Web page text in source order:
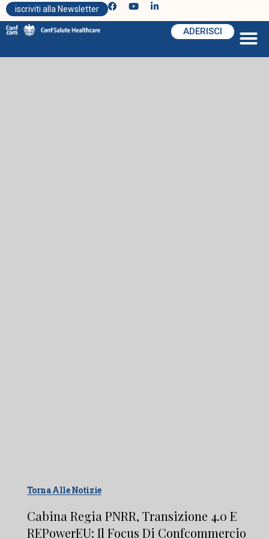
iscriviti alla Newsletter
ADERISCI
Torna Alle Notizie
Cabina Regia PNRR, Transizione 4.0 E
REPowerEU: Il Focus Di Confcommercio